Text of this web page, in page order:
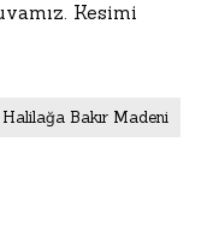
Kesimi
Halilağa Bakır Madeni